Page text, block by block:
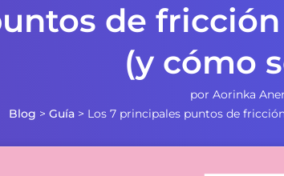
de
(y cómo
por Aorinka
Blog > Guía> Los 7 principales puntos de